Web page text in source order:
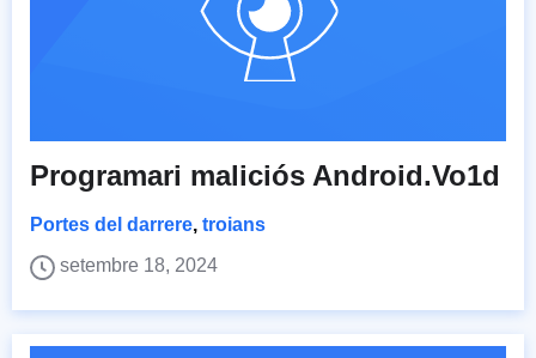
Programari maliciós Android.Vo1d
Portes del darrere, troians
setembre 18, 2024